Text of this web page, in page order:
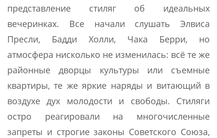
представление стиляг об идеальных
вечеринках. Все начали слушать Элвиса
Пресли, Бадди Холли, Чака Берри, но
атмосфера нисколько не изменилась: всё те же
районные дворцы культуры или съемные
квартиры, те же яркие наряды и витающий в
воздухе дух молодости и свободы. Стиляги
остро реагировали на многочисленные
запреты и строгие законы Советского Союза,